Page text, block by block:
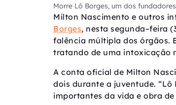
Morre Lô Borges, um dos
Milton Nascimento e outros
Borges, nesta segunda–feira
falência múltipla dos órgãos.
tratando de uma intoxicação
A conta oficial de Milton
dois durante a juventude. “Lô
importantes da vida e obra